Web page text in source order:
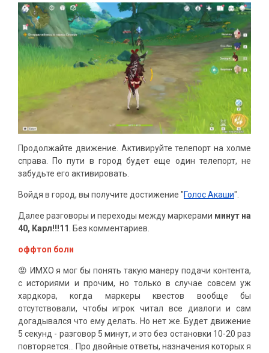
Продолжайте движение. Активируйте телепорт на холме
справа. По пути в город будет еще один телепорт, не
забудьте его активировать.
Войдя в город, вы получите достижение "Голос Акаши".
Далее разговоры и переходы между маркерами минут на
40, Карл!!!11
. Без комментариев.
оффтоп боли
😡 ИМХО я мог бы понять такую манеру подачи контента,
с историями и прочим, но только в случае совсем уж
хардкора, когда маркеры квестов вообще бы
отсутствовали, чтобы игрок читал все диалоги и сам
догадывался что ему делать. Но нет же. Будет движение
5 секунд - разговор 5 минут, и это без остановки 10-20 раз
повторяется... Про двойные ответы, назначения которых я